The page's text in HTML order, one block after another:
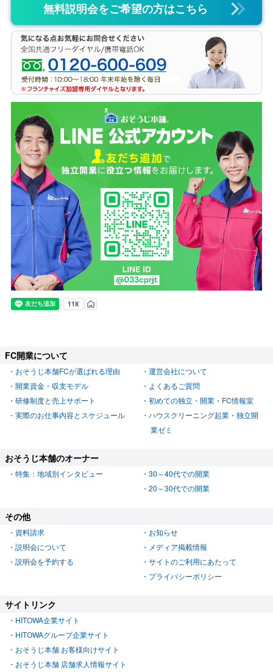
無料説明会をご希望の方はこちら
FC開業について
おそうじ本舗FCが選ばれる理由
開業資金・収支モデル
研修制度と売上サポート
実際のお仕事内容とスケジュール
運営会社について
よくあるご質問
初めての独立・開業・FC情報室
ハウスクリーニング起業・独立開
業ゼミ
おそうじ本舗のオーナー
特集：地域別インタビュー
30～40代での開業
20～30代での開業
その他
資料請求
説明会について
説明会を予約する
お知らせ
メディア掲載情報
サイトのご利用にあたって
プライバシーポリシー
サイトリンク
HITOWA企業サイト
HITOWAグループ企業サイト
おそうじ本舗 お客様向けサイト
おそうじ本舗 店舗求人情報サイト